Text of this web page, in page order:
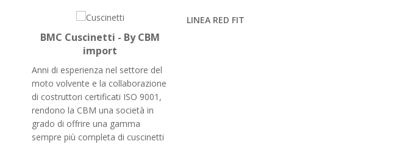
BMC Cuscinetti - By CBM
import
Anni di esperienza nel settore del
moto volvente e la collaborazione
di costruttori certificati ISO 9001,
rendono la CBM una società in
grado di offrire una gamma
sempre più completa di cuscinetti
LINEA RED FIT